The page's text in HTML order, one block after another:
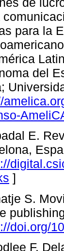
para la
del
E.
]
S.
doi.org/
F,